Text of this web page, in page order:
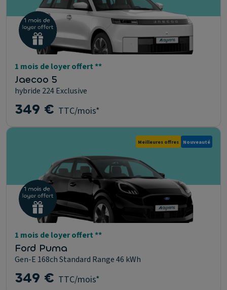
1 mois de loyer offert **
Jaecoo 5
hybride 224 Exclusive
349 € TTC/mois*
Meilleures offres Nouveauté
1 mois de loyer offert **
Ford Puma
Gen-E 168ch Standard Range 46 kWh
349 € TTC/mois*